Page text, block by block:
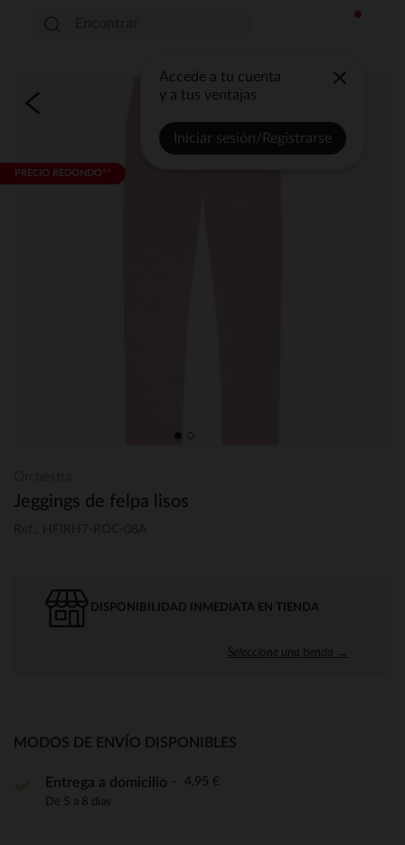
Accede a tu cuenta
y a tus ventajas
Iniciar sesión/Registrarse
PRECIO REDONDO**
Jeggings de felpa lisos
DISPONIBILIDAD INMEDIATA EN TIENDA
Seleccione una tienda →
MODOS DE ENVÍO DISPONIBLES
Entrega a domicilio 4,95 €
De 5 a 8 días